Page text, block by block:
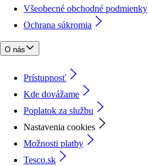
Všeobecné obchodné podmienky
Ochrana súkromia
O nás
Prístupnosť
Kde dovážame
Poplatok za službu
Nastavenia cookies
Možnosti platby
Tesco.sk